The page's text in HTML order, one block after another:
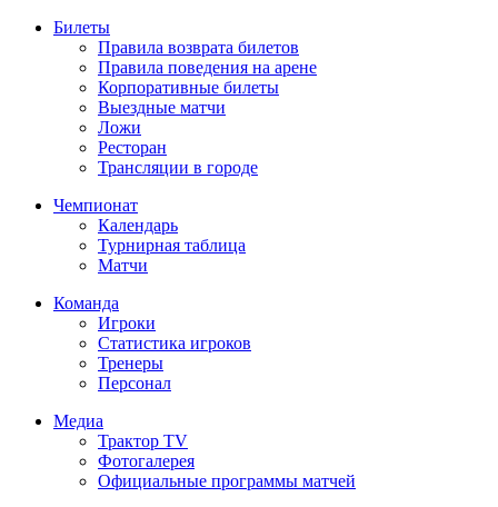
Билеты
Правила возврата билетов
Правила поведения на арене
Корпоративные билеты
Выездные матчи
Ложи
Ресторан
Трансляции в городе
Чемпионат
Календарь
Турнирная таблица
Матчи
Команда
Игроки
Статистика игроков
Тренеры
Персонал
Медиа
Трактор TV
Фотогалерея
Официальные программы матчей